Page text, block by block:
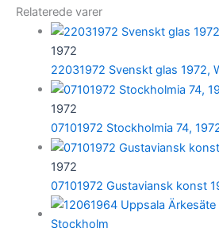
Relaterede varer
1972
22031972 Svenskt glas 1972,
1972
07101972 Stockholmia 74,
1972
07101972 Gustaviansk konst